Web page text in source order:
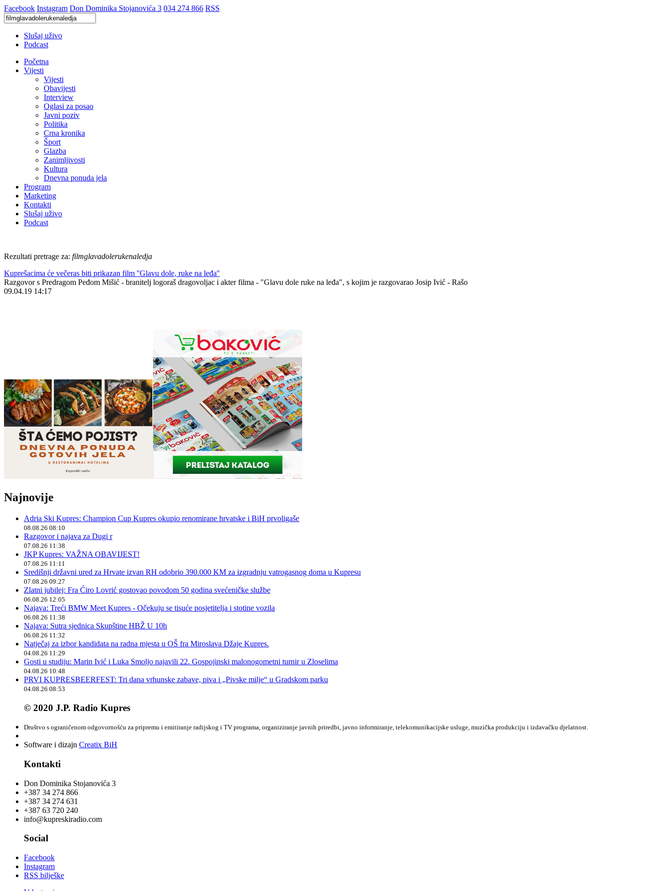
Facebook Instagram Don Dominika Stojanovića 3 034 274 866 RSS
Slušaj uživo
Podcast
Početna
Vijesti
Vijesti
Obavijesti
Interview
Oglasi za posao
Javni poziv
Politika
Crna kronika
Šport
Glazba
Zanimljivosti
Kultura
Dnevna ponuda jela
Program
Marketing
Kontakti
Slušaj uživo
Podcast
Rezultati pretrage za: filmglavadolerukenaledja
Kuprešacima će večeras biti prikazan film ''Glavu dole, ruke na leđa''
Razgovor s Predragom Peđom Mišić - branitelj logoraš dragovoljac i akter filma - "Glavu dole ruke na leđa", s kojim je razgovarao Josip Ivić - Rašo
09.04.19 14:17
Najnovije
Adria Ski Kupres: Champion Cup Kupres okupio renomirane hrvatske i BiH prvoligaše
08.08.26 08:10
Razgovor i najava za Dugi r
07.08.26 11:38
JKP Kupres: VAŽNA OBAVIJEST!
07.08.26 11:11
Središnji državni ured za Hrvate izvan RH odobrio 390.000 KM za izgradnju vatrogasnog doma u Kupresu
07.08.26 09:27
Zlatni jubilej: Fra Ćiro Lovrić gostovao povodom 50 godina svećeničke službe
06.08.26 12:05
Najava: Treći BMW Meet Kupres - Očekuju se tisuće posjetitelja i stotine vozila
06.08.26 11:38
Najava: Sutra sjednica Skupštine HBŽ U 10h
06.08.26 11:32
Natječaj za izbor kandidata na radna mjesta u OŠ fra Miroslava Džaje Kupres.
04.08.26 11:29
Gosti u studiju: Marin Ivić i Luka Smoljo najavili 22. Gospojinski malonogometni turnir u Zloselima
04.08.26 10:48
PRVI KUPRESBEERFEST: Tri dana vrhunske zabave, piva i „Pivske milje“ u Gradskom parku
04.08.26 08:53
© 2020 J.P. Radio Kupres
Društvo s ograničenom odgovornošću za pripremu i emitiranje radijskog i TV programa, organiziranje javnih priredbi, javno informiranje, telekomunikacijske usluge, muzička produkciju i izdavačku djelatnost.
Software i dizajn Creatix BiH
Kontakti
Don Dominika Stojanovića 3
+387 34 274 866
+387 34 274 631
+387 63 720 240
info@kupreskiradio.com
Social
Facebook
Instagram
RSS bilješke